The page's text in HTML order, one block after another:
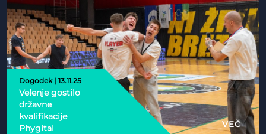
Dogodek | 13.11.25
Velenje gostilo
državne
kvalifikacije
Phygital
VEČ